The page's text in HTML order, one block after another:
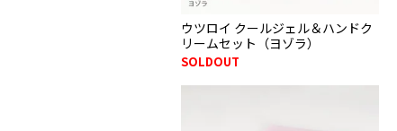
ウツロイ クールジェル＆ハンドク
リームセット（ヨゾラ）
SOLDOUT